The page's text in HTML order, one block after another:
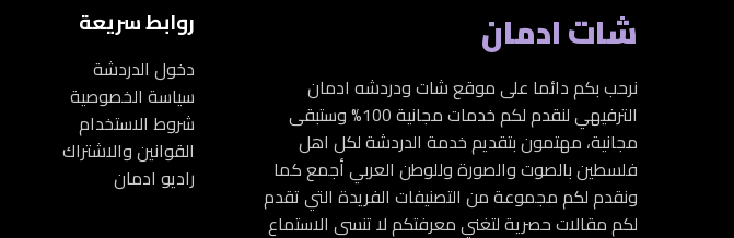
شات ادمان
نرحب بكم دائما على موقع شات ودردشه ادمان
الترفيهي لنقدم لكم خدمات مجانية 100% وستبقى
مجانية، مهتمون بتقديم خدمة الدردشة لكل اهل
فلسطين بالصوت والصورة وللوطن العربي أجمع كما
ونقدم لكم مجموعة من التصنيفات الفريدة التي تقدم
لكم مقالات حصرية لتغني معرفتكم لا تنسى الاستماع
روابط سريعة
دخول الدردشة
سياسة الخصوصية
شروط الاستخدام
القوانين والاشتراك
راديو ادمان